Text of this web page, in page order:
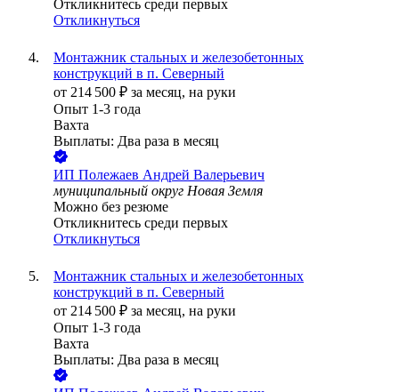
Откликнитесь среди первых
Откликнуться
Монтажник стальных и железобетонных
конструкций в п. Северный
от 214 500 ₽ за месяц, на руки
Опыт 1-3 года
Вахта
Выплаты: Два раза в месяц
ИП Полежаев Андрей Валерьевич
муниципальный округ Новая Земля
Можно без резюме
Откликнитесь среди первых
Откликнуться
Монтажник стальных и железобетонных
конструкций в п. Северный
от 214 500 ₽ за месяц, на руки
Опыт 1-3 года
Вахта
Выплаты: Два раза в месяц